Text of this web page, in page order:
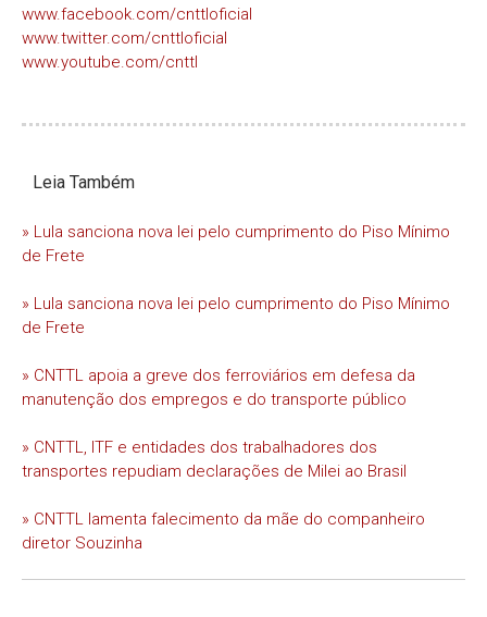
www.facebook.com/cnttloficial
www.twitter.com/cnttloficial
www.youtube.com/cnttl
Leia Também
» Lula sanciona nova lei pelo cumprimento do Piso Mínimo
de Frete
» Lula sanciona nova lei pelo cumprimento do Piso Mínimo
de Frete
» CNTTL apoia a greve dos ferroviários em defesa da
manutenção dos empregos e do transporte público
» CNTTL, ITF e entidades dos trabalhadores dos
transportes repudiam declarações de Milei ao Brasil
» CNTTL lamenta falecimento da mãe do companheiro
diretor Souzinha